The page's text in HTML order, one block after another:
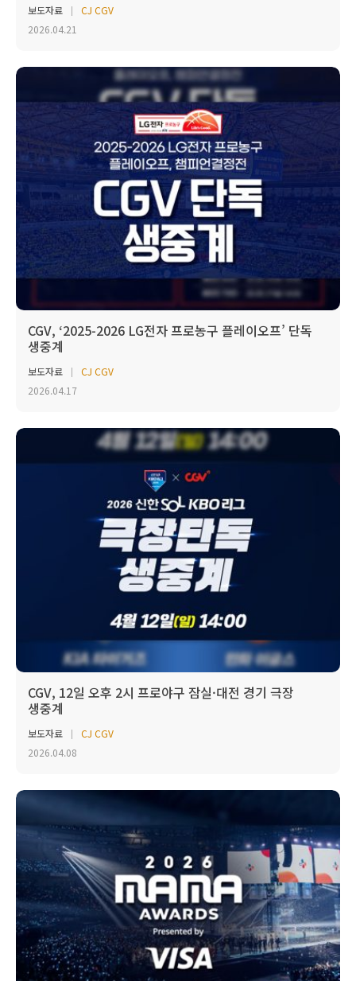
보도자료
CJ CGV
2026.04.21
CGV, ‘2025-2026 LG전자 프로농구 플레이오프’ 단독
생중계
보도자료
CJ CGV
2026.04.17
CGV, 12일 오후 2시 프로야구 잠실·대전 경기 극장
생중계
보도자료
CJ CGV
2026.04.08